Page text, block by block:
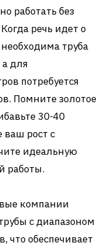
работать без
речь идет о
труба
для
потребуется
Помните золотое
30-40
ваш рост с
идеальную
работы.
компании
с диапазоном
что обеспечивает